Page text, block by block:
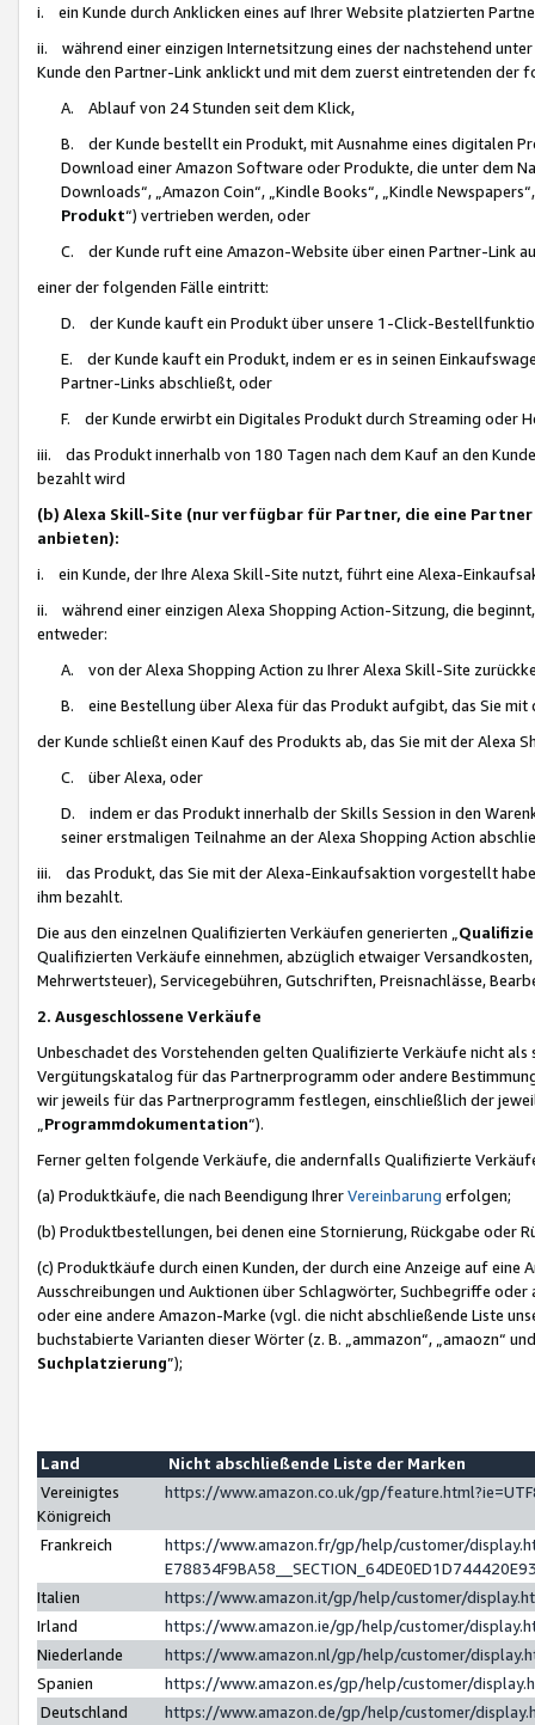
i. ein Kunde durch Anklicken eines auf Ihrer Website platzierten
ii. während einer einzigen Internetsitzung eines der nachstehend
Kunde den Partner-Link anklickt und mit dem zuerst eintretenden der
A. Ablauf von 24 Stunden seit dem Klick,
B. der Kunde bestellt ein Produkt, mit Ausnahme eines digitalen
Download einer Amazon Software oder Produkte, die unter dem
Downloads“, „Amazon Coin“, „Kindle Books“, „Kindle
Produkt“) vertrieben werden, oder
C. der Kunde ruft eine Amazon-Website über einen Partner-Link
einer der folgenden Fälle eintritt:
D. der Kunde kauft ein Produkt über unsere 1-Click-
E. der Kunde kauft ein Produkt, indem er es in seinen
Partner-Links abschließt, oder
F. der Kunde erwirbt ein Digitales Produkt durch Streaming oder
iii. das Produkt innerhalb von 180 Tagen nach dem Kauf an den
bezahlt wird
(b) Alexa Skill-Site (nur verfügbar für Partner, die eine
anbieten):
i. ein Kunde, der Ihre Alexa Skill-Site nutzt, führt eine Alexa-
ii. während einer einzigen Alexa Shopping Action-Sitzung, die
entweder:
A. von der Alexa Shopping Action zu Ihrer Alexa Skill-Site
B. eine Bestellung über Alexa für das Produkt aufgibt, das Sie mit
der Kunde schließt einen Kauf des Produkts ab, das Sie mit der Alexa
C. über Alexa, oder
D. indem er das Produkt innerhalb der Skills Session in den
seiner erstmaligen Teilnahme an der Alexa Shopping Action
iii. das Produkt, das Sie mit der Alexa-Einkaufsaktion vorgestellt
ihm bezahlt.
Die aus den einzelnen Qualifizierten Verkäufen generierten „
Qualifizierten Verkäufe einnehmen, abzüglich etwaiger
Mehrwertsteuer), Servicegebühren, Gutschriften, Preisnachlässe,
2. Ausgeschlossene Verkäufe
Unbeschadet des Vorstehenden gelten Qualifizierte Verkäufe nicht
Vergütungskatalog für das Partnerprogramm oder andere
wir jeweils für das Partnerprogramm festlegen, einschließlich der
Programmdokumentation“).
Ferner gelten folgende Verkäufe, die andernfalls Qualifizierte
(a) Produktkäufe, die nach Beendigung IhrerVereinbarung erfolgen;
(b) Produktbestellungen, bei denen eine Stornierung, Rückgabe oder
(c) Produktkäufe durch einen Kunden, der durch eine Anzeige auf
Ausschreibungen und Auktionen über Schlagwörter, Suchbegriffe
oder eine andere Amazon-Marke (vgl. die nicht abschließende Liste
buchstabierte Varianten dieser Wörter (z. B. „ammazon“, „amaozn“
Suchplatzierung”);
Land
Nicht abschließende Liste der Marken
Vereinigtes
Königreich
https://www.amazon.co.uk/gp/
Frankreich
https://www.amazon.fr/gp/help/customer/
Italien
https://www.amazon.it/gp/help/customer/
Irland
https://www.amazon.ie/gp/help/customer/
Niederlande
https://www.amazon.nl/gp/help/customer/
Spanien
https://www.amazon.es/gp/help/customer/
Deutschland
https://www.amazon.de/gp/help/customer/